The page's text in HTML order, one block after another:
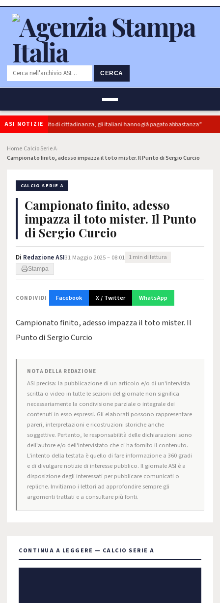
CERCA
ASI NOTIZIEe reddito di cittadinanza, gli italiani hanno già pagato abbastanza”
Home Calcio Serie A
Campionato finito, adesso impazza il toto mister. Il Punto di Sergio Curcio
CALCIO SERIE A
Campionato finito, adesso
impazza il toto mister. Il Punto
di Sergio Curcio
Di Redazione ASI31 Maggio 2025 – 08:01 1 min di lettura
Stampa
CONDIVIDI Facebook X / Twitter WhatsApp
Campionato finito, adesso impazza il toto mister. Il
Punto di Sergio Curcio
NOTA DELLA REDAZIONE
ASI precisa: la pubblicazione di un articolo e/o di un'intervista
scritta o video in tutte le sezioni del giornale non significa
necessariamente la condivisione parziale o integrale dei
contenuti in esso espressi. Gli elaborati possono rappresentare
pareri, interpretazioni e ricostruzioni storiche anche
soggettive. Pertanto, le responsabilità delle dichiarazioni sono
dell'autore e/o dell'intervistato che ci ha fornito il contenuto.
L'intento della testata è quello di fare informazione a 360 gradi
e di divulgare notizie di interesse pubblico. Il giornale ASI è a
disposizione degli interessati per pubblicare comunicati o
repliche. Invitiamo i lettori ad approfondire sempre gli
argomenti trattati e a consultare più fonti.
CONTINUA A LEGGERE — CALCIO SERIE A